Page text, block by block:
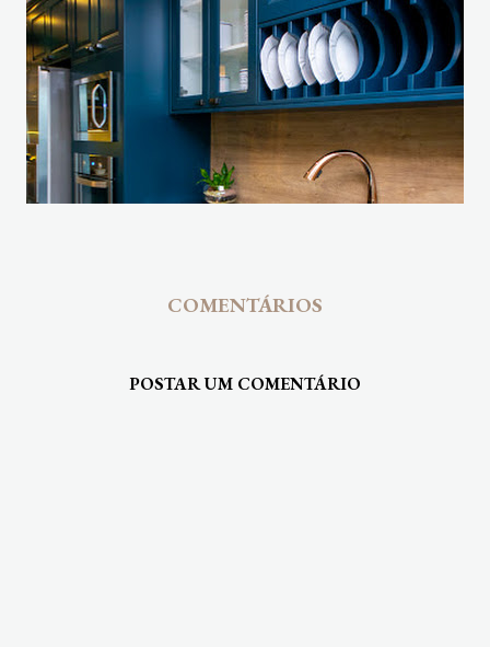
COMENTÁRIOS
POSTAR UM COMENTÁRIO